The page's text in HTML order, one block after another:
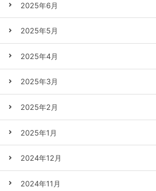
2025年6月
2025年5月
2025年4月
2025年3月
2025年2月
2025年1月
2024年12月
2024年11月